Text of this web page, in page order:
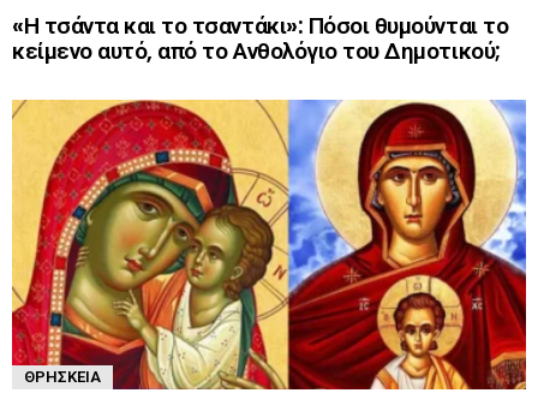
«Η τσάντα και το τσαντάκι»: Πόσοι θυμούνται το
κείμενο αυτό, από το Ανθολόγιο του Δημοτικού;
ΘΡΗΣΚΕΊΑ